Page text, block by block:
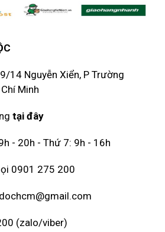
14 Nguyễn Xiển, P Trường
Minh​​
tại đây
- 20h - Thứ 7: 9h - 16h
0901 275 200
(zalo/viber)